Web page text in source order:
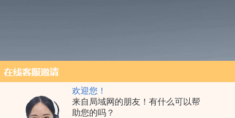
欢迎您！
来自局域网的朋友！有什么可以帮
助您的吗？